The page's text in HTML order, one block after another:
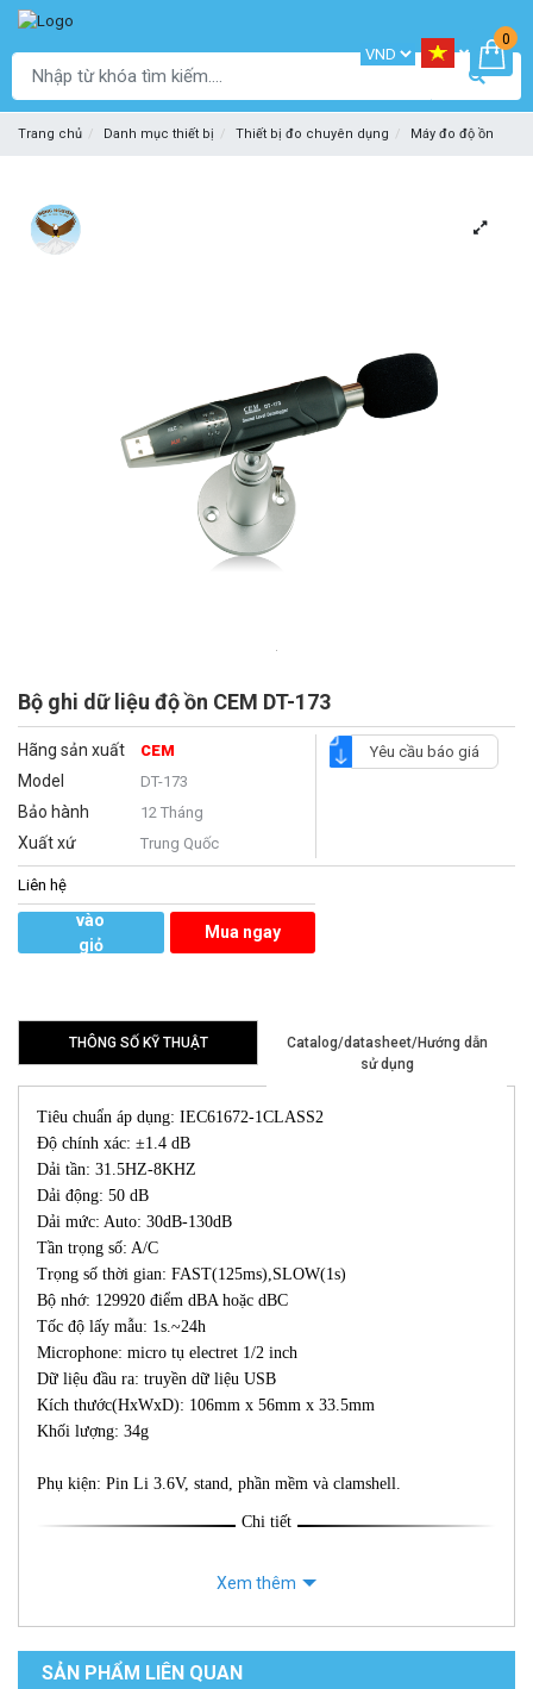
0
Trang chủ Danh mục thiết bị Thiết bị đo chuyên dụng Máy đo độ ồn
Bộ ghi dữ liệu độ ồn CEM DT-173
Hãng sản xuất CEM
Model DT-173
Bảo hành 12 Tháng
Xuất xứ Trung Quốc
Yêu cầu báo giá
Liên hệ
vào
giỏ
Mua ngay
THÔNG SỐ KỸ THUẬT
Catalog/datasheet/Hướng dẫn
sử dụng
Tiêu chuẩn áp dụng: IEC61672-1CLASS2
Độ chính xác: ±1.4 dB
Dải tần: 31.5HZ-8KHZ
Dải động: 50 dB
Dải mức: Auto: 30dB-130dB
Tần trọng số: A/C
Trọng số thời gian: FAST(125ms),SLOW(1s)
Bộ nhớ: 129920 điểm dBA hoặc dBC
Tốc độ lấy mẫu: 1s.~24h
Microphone: micro tụ electret 1/2 inch
Dữ liệu đầu ra: truyền dữ liệu USB
Kích thước(HxWxD): 106mm x 56mm x 33.5mm
Khối lượng: 34g
Phụ kiện: Pin Li 3.6V, stand, phần mềm và clamshell.
Chi tiết
Xem thêm
SẢN PHẨM LIÊN QUAN